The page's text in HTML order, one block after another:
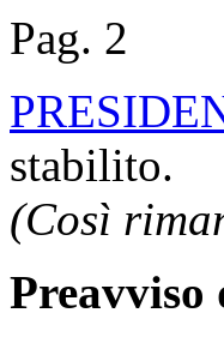
Pag. 2
stabilito.
(Così